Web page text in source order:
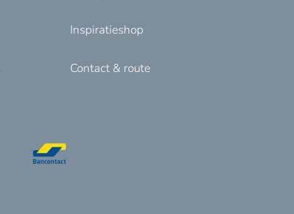
Inspiratieshop
Contact & route